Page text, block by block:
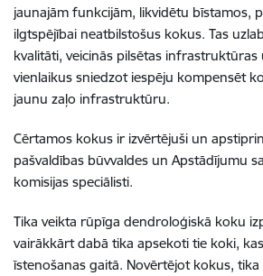
jaunajām funkcijām, likvidētu bīstamos,
ilgtspējībai neatbilstošus kokus. Tas
kvalitāti, veicinās pilsētas
vienlaikus sniedzot iespēju kompensēt
jaunu zaļo infrastruktūru.
Cērtamos kokus ir izvērtējuši un
pašvaldības būvvaldes un Apstādījumu
komisijas speciālisti.
Tika veikta rūpīga dendroloģiskā koku
vairākkārt dabā tika apsekoti tie koki,
īstenošanas gaitā. Novērtējot kokus,